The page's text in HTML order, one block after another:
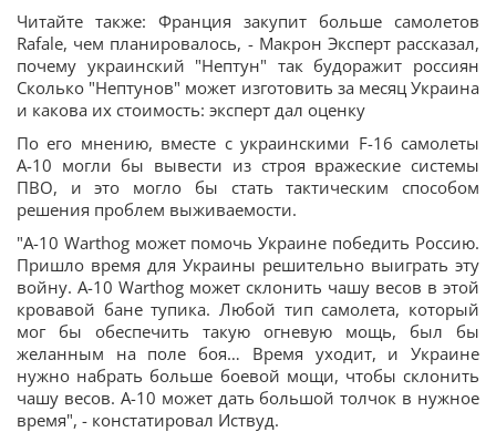
Читайте также: Франция закупит больше самолетов
Rafale, чем планировалось, - Макрон Эксперт рассказал,
почему украинский "Нептун" так будоражит россиян
Сколько "Нептунов" может изготовить за месяц Украина
и какова их стоимость: эксперт дал оценку
По его мнению, вместе с украинскими F-16 самолеты
А-10 могли бы вывести из строя вражеские системы
ПВО, и это могло бы стать тактическим способом
решения проблем выживаемости.
"A-10 Warthog может помочь Украине победить Россию.
Пришло время для Украины решительно выиграть эту
войну. A-10 Warthog может склонить чашу весов в этой
кровавой бане тупика. Любой тип самолета, который
мог бы обеспечить такую ​​огневую мощь, был бы
желанным на поле боя… Время уходит, и Украине
нужно набрать больше боевой мощи, чтобы склонить
чашу весов. А-10 может дать большой толчок в нужное
время", - констатировал Иствуд.